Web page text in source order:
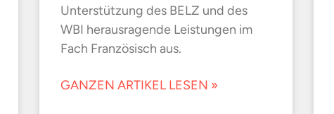
Unterstützung des BELZ und des
WBI herausragende Leistungen im
Fach Französisch aus.
GANZEN ARTIKEL LESEN »